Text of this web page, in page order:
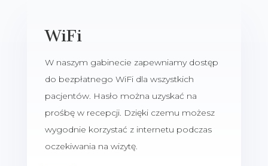
WiFi
W naszym gabinecie zapewniamy dostęp
do bezpłatnego WiFi dla wszystkich
pacjentów. Hasło można uzyskać na
prośbę w recepcji. Dzięki czemu możesz
wygodnie korzystać z internetu podczas
oczekiwania na wizytę.